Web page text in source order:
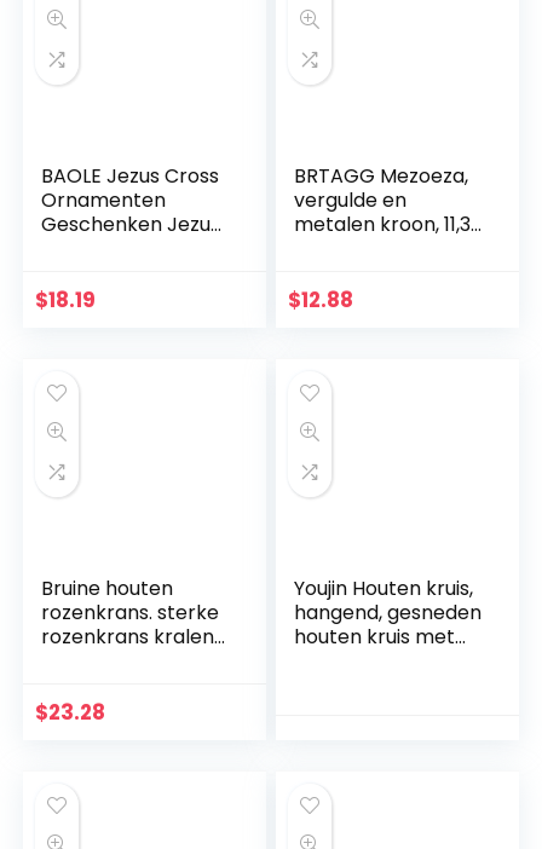
BAOLE Jezus Cross
Ornamenten
Geschenken Jezus
Church Decoraties,
$18.19
BRTAGG Mezoeza,
vergulde en
metalen kroon, 11,3
$12.88
Bruine houten
rozenkrans. sterke
rozenkrans kralen
$23.28
Youjin Houten kruis,
hangend, gesneden
houten kruis met